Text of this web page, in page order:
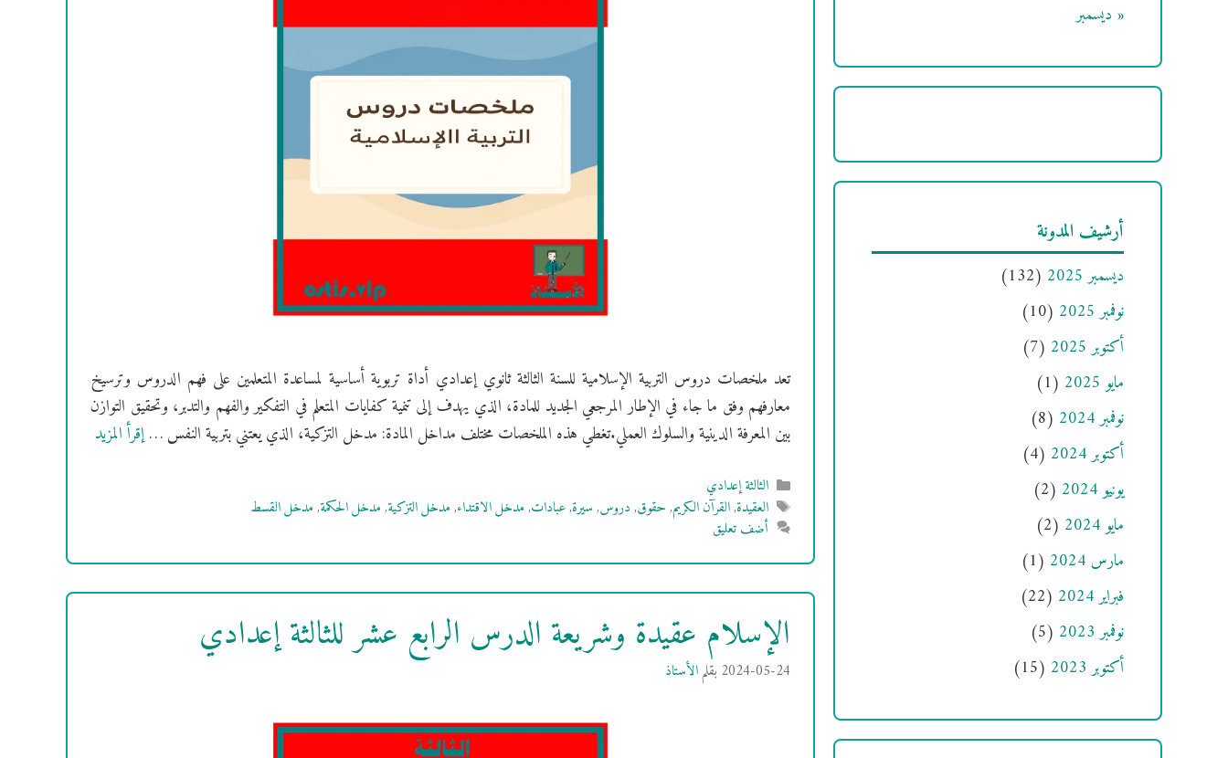
تعد ملخصات دروس التربية الإسلامية للسنة الثالثة ثانوي إعدادي أداة تربوية أساسية لمساعدة المتعلمين على فهم الدروس وترسيخ
معارفهم وفق ما جاء في الإطار المرجعي الجديد للمادة، الذي يهدف إلى تنمية كفايات المتعلم في التفكير والفهم والتدبر، وتحقيق التوازن
بين المعرفة الدينية والسلوك العملي.تغطي هذه الملخصات مختلف مداخل المادة: مدخل التزكية، الذي يعتني بتربية النفس …إقرأ المزيد
التصنيفات
الثالثة إعدادي
الوسوم
العقيدة,القرآن الكريم,حقوق,دروس,سيرة,عبادات,مدخل الاقتداء,مدخل التزكية,مدخل الحكمة,مدخل القسط
أضف تعليق
الإسلام عقيدة وشريعة الدرس الرابع عشر للثالثة إعدادي
2024-05-24 بقلمالأستاذ
« ديسمبر
أرشيف المدونة
ديسمبر 2025
(132)
نوفمبر 2025
(10)
أكتوبر 2025
(7)
مايو 2025
(1)
نوفمبر 2024
(8)
أكتوبر 2024
(4)
يونيو 2024
(2)
مايو 2024
(2)
مارس 2024
(1)
فبراير 2024
(22)
نوفمبر 2023
(5)
أكتوبر 2023
(15)